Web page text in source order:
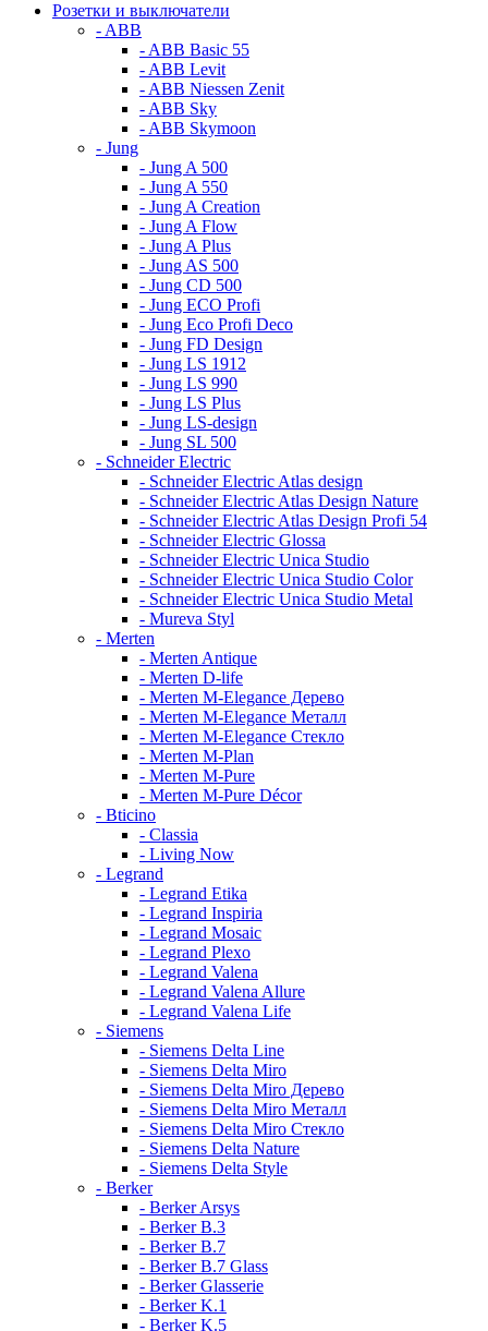
Розетки и выключатели
- ABB
- ABB Basic 55
- ABB Levit
- ABB Niessen Zenit
- ABB Sky
- ABB Skymoon
- Jung
- Jung A 500
- Jung A 550
- Jung A Creation
- Jung A Flow
- Jung A Plus
- Jung AS 500
- Jung CD 500
- Jung ECO Profi
- Jung Eco Profi Deco
- Jung FD Design
- Jung LS 1912
- Jung LS 990
- Jung LS Plus
- Jung LS-design
- Jung SL 500
- Schneider Electric
- Schneider Electric Atlas design
- Schneider Electric Atlas Design Nature
- Schneider Electric Atlas Design Profi 54
- Schneider Electric Glossa
- Schneider Electric Unica Studio
- Schneider Electric Unica Studio Color
- Schneider Electric Unica Studio Metal
- Mureva Styl
- Merten
- Merten Antique
- Merten D-life
- Merten M-Elegance Дерево
- Merten M-Elegance Металл
- Merten M-Elegance Стекло
- Merten M-Plan
- Merten M-Pure
- Merten M-Pure Décor
- Bticino
- Classia
- Living Now
- Legrand
- Legrand Etika
- Legrand Inspiria
- Legrand Mosaic
- Legrand Plexo
- Legrand Valena
- Legrand Valena Allure
- Legrand Valena Life
- Siemens
- Siemens Delta Line
- Siemens Delta Miro
- Siemens Delta Miro Дерево
- Siemens Delta Miro Металл
- Siemens Delta Miro Стекло
- Siemens Delta Nature
- Siemens Delta Style
- Berker
- Berker Arsys
- Berker B.3
- Berker B.7
- Berker B.7 Glass
- Berker Glasserie
- Berker K.1
- Berker K.5